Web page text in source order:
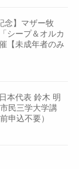
念】マザー牧
シープ＆オルカ
【未成年者のみ
本代表 鈴木 明
民三学大学講
申込不要）